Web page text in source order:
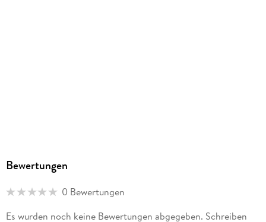
Bewertungen
0 Bewertungen
Es wurden noch keine Bewertungen abgegeben. Schreiben